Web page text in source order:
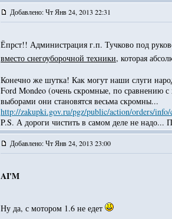
Добавлено: Чт Янв 24, 2013 22:31
Ёпрст!! Администрация г.п. Тучково под
вместо снегоуборочной техники, которая
Конечно же шутка! Как могут наши слуги
Ford Mondeo (очень скромные, по сравнению
выборами они становятся весьма скромны...
http://zakupki.gov.ru/pgz/public/action/orders/
P.S. А дороги чистить в самом деле не надо...
Добавлено: Чт Янв 24, 2013 23:00
AI'M
Ну да, с мотором 1.6 не едет